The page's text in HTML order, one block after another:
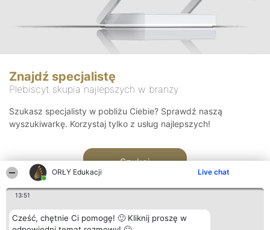
ORŁY Edukacji Live chat
13:51
Cześć, chętnie Ci pomogę! 🙂 Kliknij proszę w
Znajdź specjalistę
Plebiscyt skupia najlepszych w branży
Szukasz specjalisty w pobliżu Ciebie? Sprawdź naszą
wyszukiwarkę. Korzystaj tylko z usług najlepszych!
Szukaj